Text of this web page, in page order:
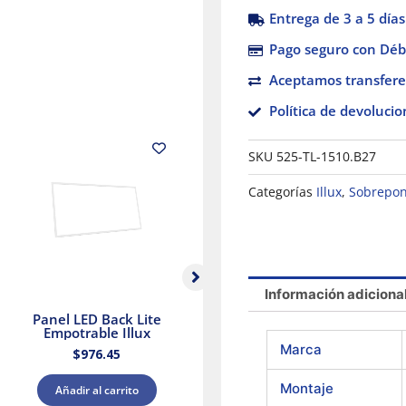
Panel LED Back Lite
Empotrable Illux
$976.45
Añadir al carrito
y Cálida Blanca Illux
426.88
Añadir al carrito
Entrega de 3 a 5 días
Pago seguro con
Aceptamos
Política de
SKU 525-TL-1510.B27
Categorías Illux,
Información
Marca
Montaje